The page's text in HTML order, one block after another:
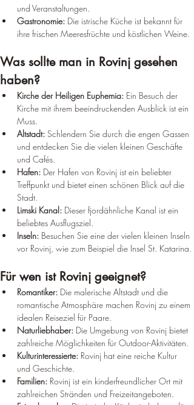
und Veranstaltungen.
Gastronomie: Die istrische Küche ist bekannt für
ihre frischen Meeresfrüchte und köstlichen Weine.
Was sollte man in Rovinj gesehen
haben?
Kirche der Heiligen Euphemia: Ein Besuch der
Kirche mit ihrem beeindruckenden Ausblick ist ein
Muss.
Altstadt: Schlendern Sie durch die engen Gassen
und entdecken Sie die vielen kleinen Geschäfte
und Cafés.
Hafen: Der Hafen von Rovinj ist ein beliebter
Treffpunkt und bietet einen schönen Blick auf die
Stadt.
Limski Kanal: Dieser fjordähnliche Kanal ist ein
beliebtes Ausflugsziel.
Inseln: Besuchen Sie eine der vielen kleinen Inseln
vor Rovinj, wie zum Beispiel die Insel St. Katarina.
Für wen ist Rovinj geeignet?
Romantiker: Die malerische Altstadt und die
romantische Atmosphäre machen Rovinj zu einem
idealen Reiseziel für Paare.
Naturliebhaber: Die Umgebung von Rovinj bietet
zahlreiche Möglichkeiten für Outdoor-Aktivitäten.
Kulturinteressierte: Rovinj hat eine reiche Kultur
und Geschichte.
Familien: Rovinj ist ein kinderfreundlicher Ort mit
zahlreichen Stränden und Freizeitangeboten.